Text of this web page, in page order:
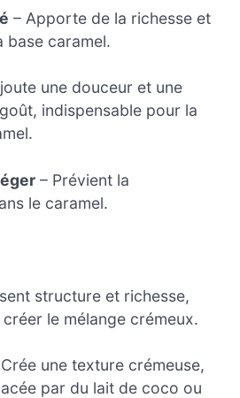
– Apporte de la richesse et
base caramel.
une douceur et une
indispensable pour la
– Prévient la
le caramel.
structure et richesse,
le mélange crémeux.
une texture crémeuse,
par du lait de coco ou